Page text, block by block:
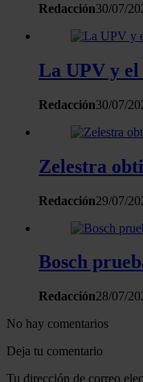
Redacción30/07/
La UPV y
Redacción30/07/
Zelestra
Redacción29/07/
Bosch
Redacción28/07/
No hay comentarios
Deja tu comentario
Tu dirección de correo